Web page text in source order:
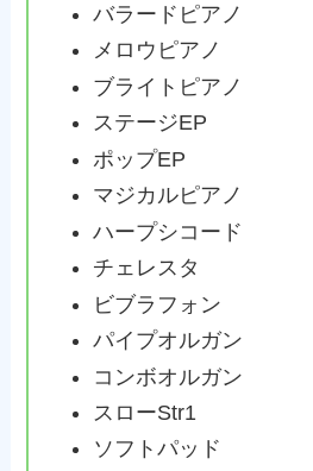
バラードピアノ
メロウピアノ
ブライトピアノ
ステージEP
ポップEP
マジカルピアノ
ハープシコード
チェレスタ
ビブラフォン
パイプオルガン
コンボオルガン
スローStr1
ソフトパッド